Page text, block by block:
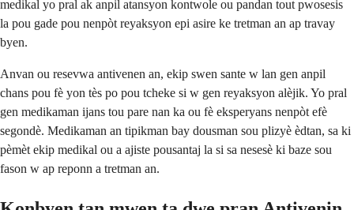
medikal yo pral ak anpil atansyon kontwole ou pandan tout pwosesis
la pou gade pou nenpòt reyaksyon epi asire ke tretman an ap travay
byen.
Anvan ou resevwa antivenen an, ekip swen sante w lan gen anpil
chans pou fè yon tès po pou tcheke si w gen reyaksyon alèjik. Yo pral
gen medikaman ijans tou pare nan ka ou fè eksperyans nenpòt efè
segondè. Medikaman an tipikman bay dousman sou plizyè èdtan, sa ki
pèmèt ekip medikal ou a ajiste pousantaj la si sa nesesè ki baze sou
fason w ap reponn a tretman an.